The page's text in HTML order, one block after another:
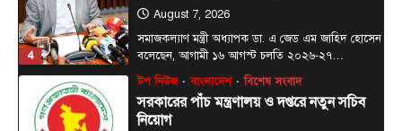
4
August 7, 2026
সমাজকল্যাণ মন্ত্রী অধ্যাপক ডা. এ জেড এম জাহিদ হোসেন
বলেছেন, আগামী ১৬ আগস্ট চলতি ২০২৬-২৭…
টপ নিউজ
বাংলাদেশ বিশেষ সংবাদ
সরকারের পাঁচ মন্ত্রণালয় ও দপ্তরে নতুন সচিব
নিয়োগ